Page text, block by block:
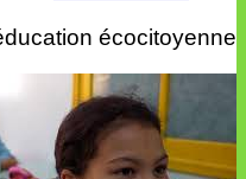
écocitoyenne